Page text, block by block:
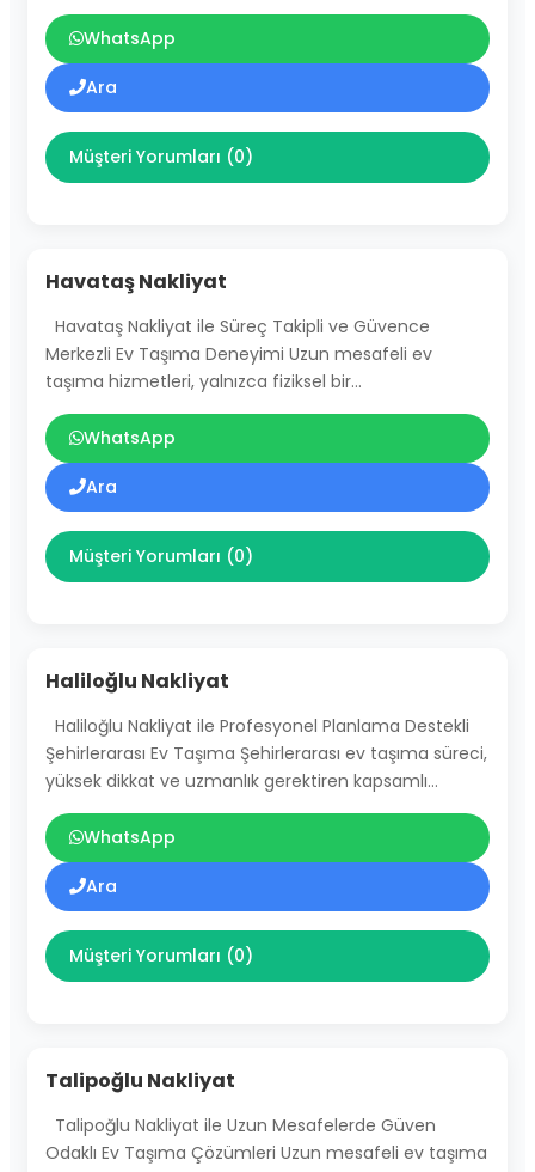
WhatsApp
Ara
Müşteri Yorumları (0)
Havataş Nakliyat
Havataş Nakliyat ile Süreç Takipli ve Güvence
Merkezli Ev Taşıma Deneyimi Uzun mesafeli ev
taşıma hizmetleri, yalnızca fiziksel bir…
WhatsApp
Ara
Müşteri Yorumları (0)
Haliloğlu Nakliyat
Haliloğlu Nakliyat ile Profesyonel Planlama Destekli
Şehirlerarası Ev Taşıma Şehirlerarası ev taşıma süreci,
yüksek dikkat ve uzmanlık gerektiren kapsamlı…
WhatsApp
Ara
Müşteri Yorumları (0)
Talipoğlu Nakliyat
Talipoğlu Nakliyat ile Uzun Mesafelerde Güven
Odaklı Ev Taşıma Çözümleri Uzun mesafeli ev taşıma